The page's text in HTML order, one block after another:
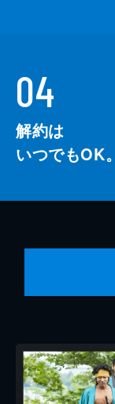
04
解約は
いつでもOK。